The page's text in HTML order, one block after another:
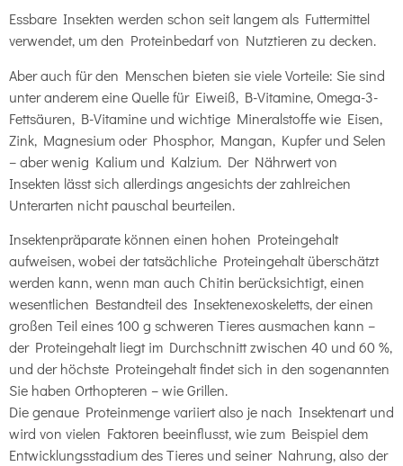
Essbare Insekten werden schon seit langem als Futtermittel
verwendet, um den Proteinbedarf von Nutztieren zu decken.
Aber auch für den Menschen bieten sie viele Vorteile: Sie sind
unter anderem eine Quelle für Eiweiß, B-Vitamine, Omega-3-
Fettsäuren, B-Vitamine und wichtige Mineralstoffe wie Eisen,
Zink, Magnesium oder Phosphor, Mangan, Kupfer und Selen
– aber wenig Kalium und Kalzium. Der Nährwert von
Insekten lässt sich allerdings angesichts der zahlreichen
Unterarten nicht pauschal beurteilen.
Insektenpräparate können einen hohen Proteingehalt
aufweisen, wobei der tatsächliche Proteingehalt überschätzt
werden kann, wenn man auch Chitin berücksichtigt, einen
wesentlichen Bestandteil des Insektenexoskeletts, der einen
großen Teil eines 100 g schweren Tieres ausmachen kann –
der Proteingehalt liegt im Durchschnitt zwischen 40 und 60 %,
und der höchste Proteingehalt findet sich in den sogenannten
Sie haben Orthopteren – wie Grillen.
Die genaue Proteinmenge variiert also je nach Insektenart und
wird von vielen Faktoren beeinflusst, wie zum Beispiel dem
Entwicklungsstadium des Tieres und seiner Nahrung, also der